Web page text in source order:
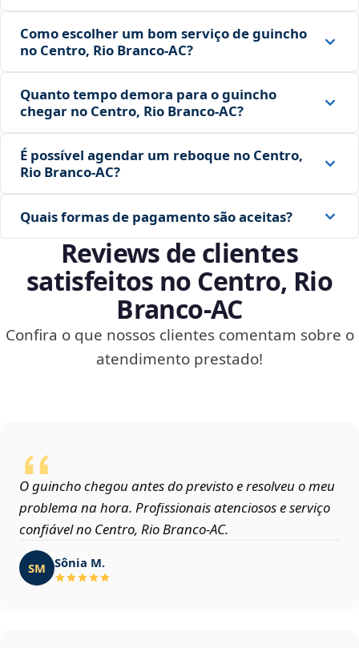
Como escolher um bom serviço de guincho
no Centro, Rio Branco‑AC?
Quanto tempo demora para o guincho
chegar no Centro, Rio Branco‑AC?
É possível agendar um reboque no Centro,
Rio Branco‑AC?
Quais formas de pagamento são aceitas?
Reviews de clientes
satisfeitos no Centro, Rio
Branco‑AC
Confira o que nossos clientes comentam sobre o
atendimento prestado!
O guincho chegou antes do previsto e resolveu o meu
problema na hora. Profissionais atenciosos e serviço
confiável no Centro, Rio Branco‑AC.
SM Sônia M.